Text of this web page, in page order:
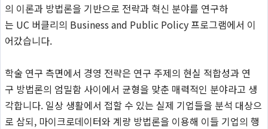
의 이론과 방법론을 기반으로 전략과 혁신 분야를 연구하
는 UC 버클리의 Business and Public Policy 프로그램에서 이
어갔습니다.
학술 연구 측면에서 경영 전략은 연구 주제의 현실 적합성과 연
구 방법론의 엄밀함 사이에서 균형을 맞춘 매력적인 분야라고 생
각합니다. 일상 생활에서 접할 수 있는 실제 기업들을 분석 대상으
로 삼되, 마이크로데이터와 계량 방법론을 이용해 이들 기업의 행